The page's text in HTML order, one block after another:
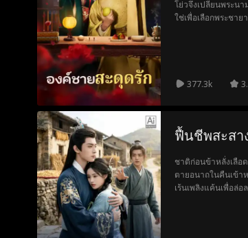
โย่วจึงเปลี่ยนพระน
ใช่เพื่อเลือกพระชาย
ตามหานาง ฝ่ายจา
หนี้สิน เพราะนางยัง
แทบจะถูกริบ นางคิ
รัชทายาท) เป็นพวก
ตรวจการ เห็นเรื่อง
งาน โชคยังดีได้จาง
องค์รัชทายาทเห็นค
377.3k
ฟื้นชีพสะสา
ชาติก่อนข้าหลั่งเลือ
ตายอนาถในคืนเข้
เร้นเพลิงแค้นเพื่อล่